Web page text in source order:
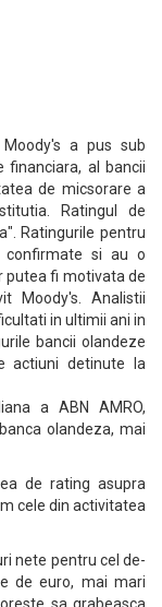
a pus sub
financiara, al bancii
de micsorare a
Ratingul de
Ratingurile pentru
confirmate si au o
putea fi motivata de
Moody's. Analistii
in ultimii ani in
bancii olandeze
actiuni detinute la
a ABN AMRO,
olandeza, mai
de rating asupra
cele din activitatea
nete pentru cel de-
de euro, mai mari